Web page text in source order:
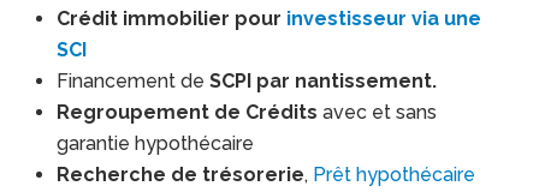
Crédit immobilier pour investisseur via une
SCI
Financement deSCPI par nantissement.
Regroupement de Créditsavec et sans
garantie hypothécaire
Recherche de trésorerie, Prêt hypothécaire